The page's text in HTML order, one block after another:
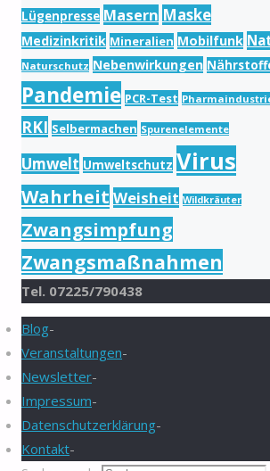
Lügenpresse Masern Maske
Medizinkritik Mineralien Mobilfunk
Naturschutz Nebenwirkungen
Pandemie PCR-Test
RKI Selbermachen Spurenelemente
Umwelt Umweltschutz Virus
Wahrheit Weisheit Wildkräuter
Zwangsimpfung
Zwangsmaßnahmen
Tel. 07225/790438
Blog-
Veranstaltungen-
Newsletter-
Impressum-
Datenschutzerklärung-
Kontakt-